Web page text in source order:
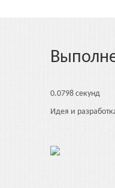
0.0798 секунд
Идея и